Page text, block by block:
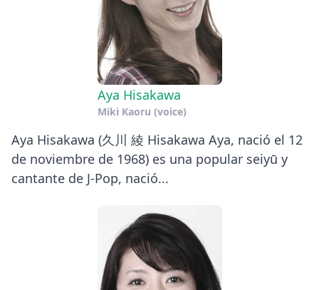
Aya Hisakawa
Miki Kaoru (voice)
Aya Hisakawa (久川 綾 Hisakawa Aya, nació el 12
de noviembre de 1968) es una popular seiyū y
cantante de J-Pop, nació...